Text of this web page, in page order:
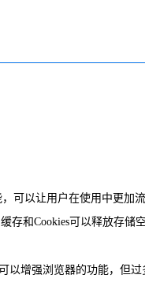
，可以让用户在使用中更
存和Cookies可以释放存
以增强浏览器的功能，但